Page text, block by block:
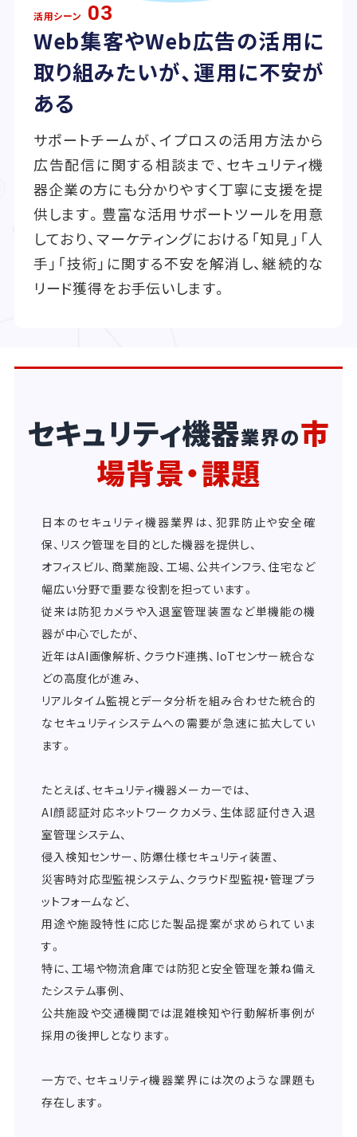
活用シーン 03
Web集客やWeb広告の活用に
取り組みたいが、運用に不安が
ある
サポートチームが、イプロスの活用方法から
広告配信に関する相談まで、セキュリティ機
器企業の方にも分かりやすく丁寧に支援を提
供します。豊富な活用サポートツールを用意
しており、マーケティングにおける「知見」「人
手」「技術」に関する不安を解消し、継続的な
リード獲得をお手伝いします。
セキュリティ機器業界の市
場背景・課題
日本のセキュリティ機器業界は、犯罪防止や安全確
保、リスク管理を目的とした機器を提供し、
オフィスビル、商業施設、工場、公共インフラ、住宅など
幅広い分野で重要な役割を担っています。
従来は防犯カメラや入退室管理装置など単機能の機
器が中心でしたが、
近年はAI画像解析、クラウド連携、IoTセンサー統合な
どの高度化が進み、
リアルタイム監視とデータ分析を組み合わせた統合的
なセキュリティシステムへの需要が急速に拡大してい
ます。
たとえば、セキュリティ機器メーカーでは、
AI顔認証対応ネットワークカメラ、生体認証付き入退
室管理システム、
侵入検知センサー、防爆仕様セキュリティ装置、
災害時対応型監視システム、クラウド型監視・管理プラ
ットフォームなど、
用途や施設特性に応じた製品提案が求められていま
す。
特に、工場や物流倉庫では防犯と安全管理を兼ね備え
たシステム事例、
公共施設や交通機関では混雑検知や行動解析事例が
採用の後押しとなります。
一方で、セキュリティ機器業界には次のような課題も
存在します。